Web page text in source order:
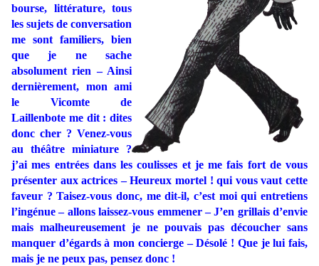
bourse, littérature, tous
les sujets de conversation
me sont familiers, bien
que je ne sache
absolument rien – Ainsi
dernièrement, mon ami
le Vicomte de
Laillenbote me dit : dites
donc cher ? Venez-vous
au théâtre miniature ?
j’ai mes entrées dans les coulisses et je me fais fort de vous
présenter aux actrices – Heureux mortel ! qui vous vaut cette
faveur ? Taisez-vous donc, me dit-il, c’est moi qui entretiens
l’ingénue – allons laissez-vous emmener – J’en grillais d’envie
mais malheureusement je ne pouvais pas découcher sans
manquer d’égards à mon concierge – Désolé ! Que je lui fais,
mais je ne peux pas, pensez donc !